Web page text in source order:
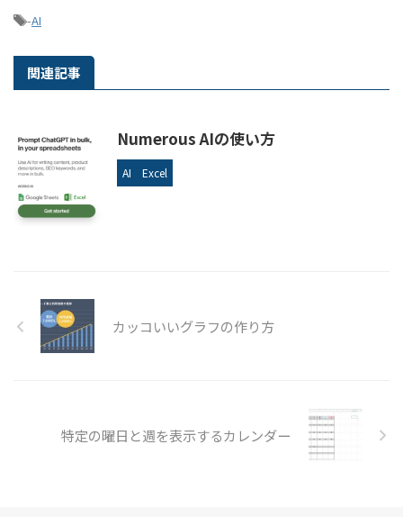
-AI
関連記事
Numerous AIの使い方
AI Excel
カッコいいグラフの作り方
特定の曜日と週を表示するカレンダー